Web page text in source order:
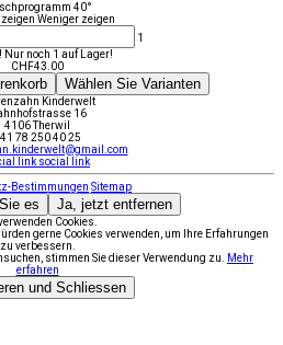
40°
Weniger zeigen
1
Nur noch 1 auf Lager!
CHF43.00
Wählen Sie Varianten
Kinderwelt
16
4106 Therwil
78 250 40 25
link social link
Bestimmungen Sitemap
es Ja, jetzt entfernen
Cookies.
gerne Cookies verwenden, um Ihre Erfahrungen
zu verbessern.
stimmen Sie dieser Verwendung zu.
Mehr
erfahren
und Schliessen